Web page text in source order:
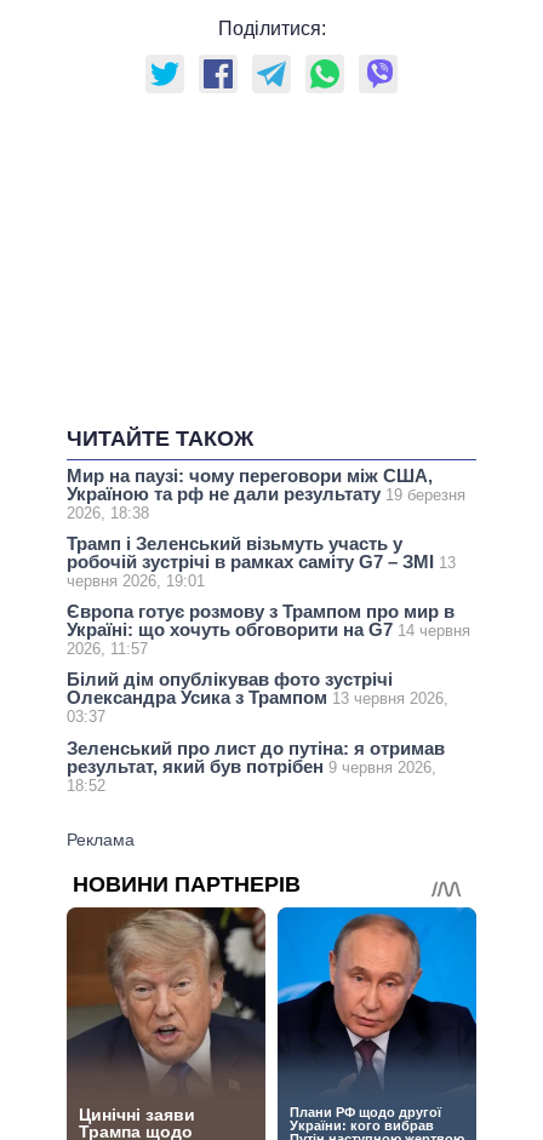
Поділитися:
ЧИТАЙТЕ ТАКОЖ
Мир на паузі: чому переговори між США,
Україною та рф не дали результату 19 березня
2026, 18:38
Трамп і Зеленський візьмуть участь у
робочій зустрічі в рамках саміту G7 – ЗМІ 13
червня 2026, 19:01
Європа готує розмову з Трампом про мир в
Україні: що хочуть обговорити на G7 14 червня
2026, 11:57
Білий дім опублікував фото зустрічі
Олександра Усика з Трампом 13 червня 2026,
03:37
Зеленський про лист до путіна: я отримав
результат, який був потрібен 9 червня 2026,
18:52